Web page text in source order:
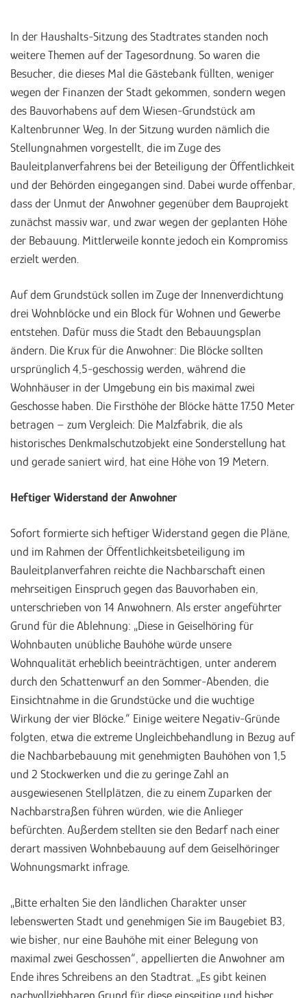
In der Haushalts-Sitzung des Stadtrates standen noch
weitere Themen auf der Tagesordnung. So waren die
Besucher, die dieses Mal die Gästebank füllten, weniger
wegen der Finanzen der Stadt gekommen, sondern wegen
des Bauvorhabens auf dem Wiesen-Grundstück am
Kaltenbrunner Weg. In der Sitzung wurden nämlich die
Stellungnahmen vorgestellt, die im Zuge des
Bauleitplanverfahrens bei der Beteiligung der Öffentlichkeit
und der Behörden eingegangen sind. Dabei wurde offenbar,
dass der Unmut der Anwohner gegenüber dem Bauprojekt
zunächst massiv war, und zwar wegen der geplanten Höhe
der Bebauung. Mittlerweile konnte jedoch ein Kompromiss
erzielt werden.
Auf dem Grundstück sollen im Zuge der Innenverdichtung
drei Wohnblöcke und ein Block für Wohnen und Gewerbe
entstehen. Dafür muss die Stadt den Bebauungsplan
ändern. Die Krux für die Anwohner: Die Blöcke sollten
ursprünglich 4,5-geschossig werden, während die
Wohnhäuser in der Umgebung ein bis maximal zwei
Geschosse haben. Die Firsthöhe der Blöcke hätte 17.50 Meter
betragen – zum Vergleich: Die Malzfabrik, die als
historisches Denkmalschutzobjekt eine Sonderstellung hat
und gerade saniert wird, hat eine Höhe von 19 Metern.
Heftiger Widerstand der Anwohner
Sofort formierte sich heftiger Widerstand gegen die Pläne,
und im Rahmen der Öffentlichkeitsbeteiligung im
Bauleitplanverfahren reichte die Nachbarschaft einen
mehrseitigen Einspruch gegen das Bauvorhaben ein,
unterschrieben von 14 Anwohnern. Als erster angeführter
Grund für die Ablehnung: „Diese in Geiselhöring für
Wohnbauten unübliche Bauhöhe würde unsere
Wohnqualität erheblich beeinträchtigen, unter anderem
durch den Schattenwurf an den Sommer-Abenden, die
Einsichtnahme in die Grundstücke und die wuchtige
Wirkung der vier Blöcke.“ Einige weitere Negativ-Gründe
folgten, etwa die extreme Ungleichbehandlung in Bezug auf
die Nachbarbebauung mit genehmigten Bauhöhen von 1,5
und 2 Stockwerken und die zu geringe Zahl an
ausgewiesenen Stellplätzen, die zu einem Zuparken der
Nachbarstraßen führen würden, wie die Anlieger
befürchten. Außerdem stellten sie den Bedarf nach einer
derart massiven Wohnbebauung auf dem Geiselhöringer
Wohnungsmarkt infrage.
„Bitte erhalten Sie den ländlichen Charakter unser
lebenswerten Stadt und genehmigen Sie im Baugebiet B3,
wie bisher, nur eine Bauhöhe mit einer Belegung von
maximal zwei Geschossen“, appellierten die Anwohner am
Ende ihres Schreibens an den Stadtrat. „Es gibt keinen
nachvollziehbaren Grund für diese einseitige und bisher